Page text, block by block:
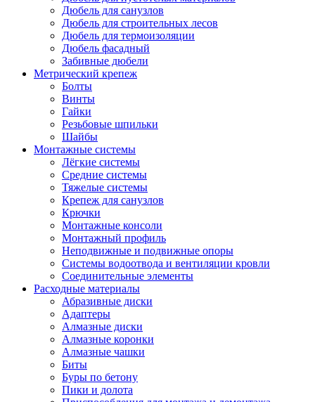
Дюбель для санузлов
Дюбель для строительных лесов
Дюбель для термоизоляции
Дюбель фасадный
Забивные дюбели
Метрический крепеж
Болты
Винты
Гайки
Резьбовые шпильки
Шайбы
Монтажные системы
Лёгкие системы
Средние системы
Тяжелые системы
Крепеж для санузлов
Крючки
Монтажные консоли
Монтажный профиль
Неподвижные и подвижные опоры
Системы водоотвода и вентиляции кровли
Соединительные элементы
Расходные материалы
Абразивные диски
Адаптеры
Алмазные диски
Алмазные коронки
Алмазные чашки
Биты
Буры по бетону
Пики и долота